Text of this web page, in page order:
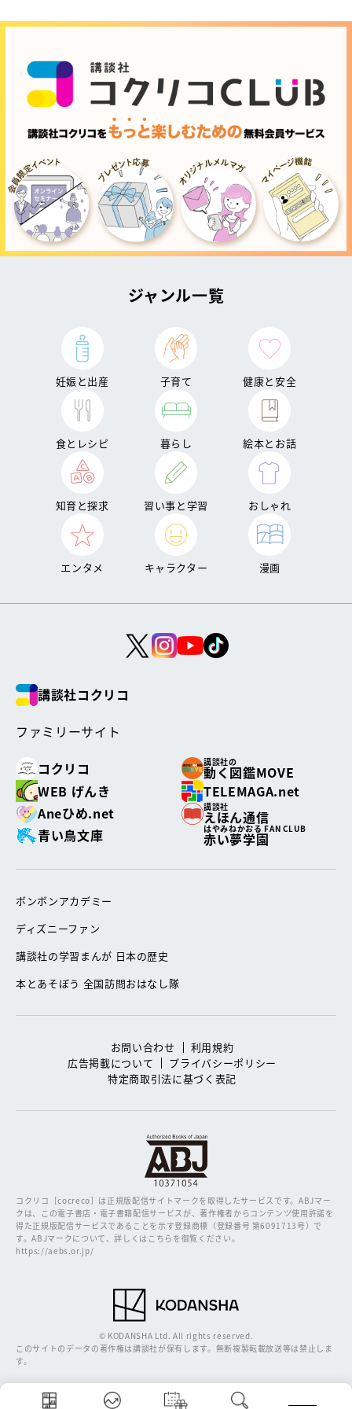
ジャンル一覧
妊娠と出産 子育て 健康と安全
食とレシピ 暮らし 絵本とお話
知育と探求 習い事と学習 おしゃれ
エンタメ キャラクター 漫画
講談社コクリコ
ファミリーサイト
コクリコ
講談社の
動く図鑑MOVE
WEB げんき
TELEMAGA.net
Aneひめ.net
講談社
えほん通信
青い鳥文庫
はやみねかおる FAN CLUB
赤い夢学園
ボンボンアカデミー
ディズニーファン
講談社の学習まんが 日本の歴史
本とあそぼう 全国訪問おはなし隊
お問い合わせ
利用規約
広告掲載について
プライバシーポリシー
特定商取引法に基づく表記
コクリコ［cocreco］は正規版配信サイトマークを取得したサービスです。ABJマー
クは、この電子書店・電子書籍配信サービスが、著作権者からコンテンツ使用許諾を
得た正規版配信サービスであることを示す登録商標（登録番号 第6091713号）で
す。ABJマークについて、詳しくはこちらを御覧ください。
https://aebs.or.jp/
© KODANSHA Ltd. All rights reserved.
このサイトのデータの著作権は講談社が保有します。無断複製転載放送等は禁止しま
す。